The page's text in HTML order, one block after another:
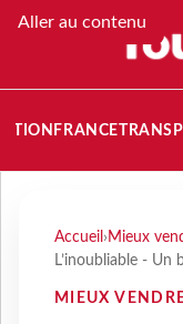
Aller au contenu
FRANCE
Accueil › Mieux
L’inoubliable - Un
MIEUX